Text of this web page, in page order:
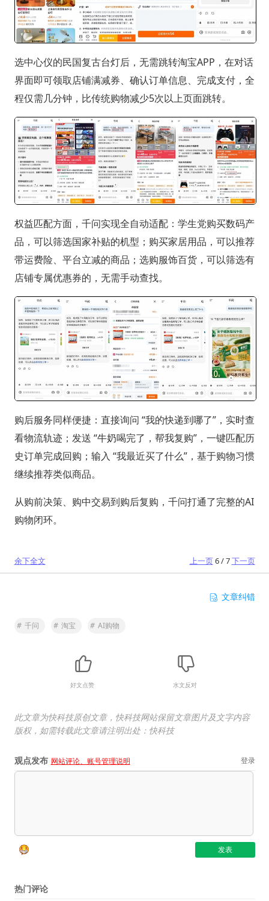
选中心仪的民国复古台灯后，无需跳转淘宝APP，在对话
界面即可领取店铺满减券、确认订单信息、完成支付，全
程仅需几分钟，比传统购物减少5次以上页面跳转。
权益匹配方面，千问实现全自动适配：学生党购买数码产
品，可以筛选国家补贴的机型；购买家居用品，可以推荐
带运费险、平台立减的商品；选购服饰百货，可以筛选有
店铺专属优惠券的，无需手动查找。
购后服务同样便捷：直接询问 “我的快递到哪了”，实时查
看物流轨迹；发送 “牛奶喝完了，帮我复购”，一键匹配历
史订单完成回购；输入 “我最近买了什么”，基于购物习惯
继续推荐类似商品。
从购前决策、购中交易到购后复购，千问打通了完整的AI
购物闭环。
余下全文 上一页6 / 7下一页
文章纠错
# 千问 # 淘宝 # AI购物
好文点赞 水文反对
此文章为快科技原创文章，快科技网站保留文章图片及文字内容
版权，如需转载此文章请注明出处：快科技
观点发布 网站评论、账号管理说明 登录
热门评论